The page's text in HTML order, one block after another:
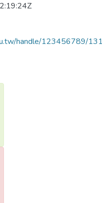
handle/123456789/